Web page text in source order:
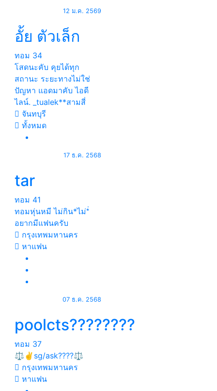
12 ม.ค. 2569
อั้ย ตัวเล็ก
ทอม 34
โสดนะคับ คุยได้ทุก
สถานะ ระยะทางไม่ใช่
ปัญหา แอดมาคับ ไอดี
ไลน์. _tualek**สามสี่
จันทบุรี
ทั้งหมด
17 ธ.ค. 2568
tar
ทอม 41
ทอมหุ่นหมี ไม่กิน*ไม่*่
อยากมีแฟนครับ
กรุงเทพมหานคร
หาแฟน
07 ธ.ค. 2568
poolcts????????️
ทอม 37
⚖️✌️sg/ask????⚖️
กรุงเทพมหานคร
หาแฟน